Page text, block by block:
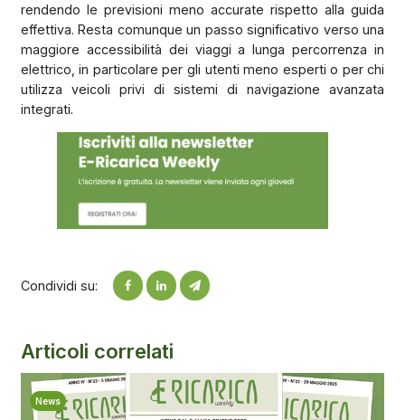
rendendo le previsioni meno accurate rispetto alla guida
effettiva. Resta comunque un passo significativo verso una
maggiore accessibilità dei viaggi a lunga percorrenza in
elettrico, in particolare per gli utenti meno esperti o per chi
utilizza veicoli privi di sistemi di navigazione avanzata
integrati.
Condividi su:
Articoli correlati
News